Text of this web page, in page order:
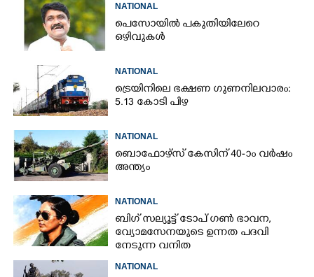
NATIONAL
പെസോയിൽ പകുതിയിലേറെ
ഒഴിവുകൾ
NATIONAL
ട്രെയിനിലെ ഭക്ഷണ ഗുണനിലവാരം:
5.13 കോടി പിഴ
NATIONAL
ബൊഫോഴ്സ് കേസിന് 40-ാം വ‌ർഷം
അന്ത്യം
NATIONAL
ബിഗ് സല്യൂട്ട് ടോപ് ഗൺ ഭാവന,​
വ്യോമസേനയുടെ ഉന്നത പദവി
നേടുന്ന വനിത
NATIONAL